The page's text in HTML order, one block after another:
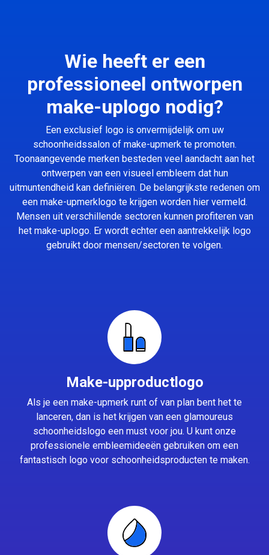
Wie heeft er een
professioneel ontworpen
make-uplogo nodig?
Een exclusief logo is onvermijdelijk om uw
schoonheidssalon of make-upmerk te promoten.
Toonaangevende merken besteden veel aandacht aan het
ontwerpen van een visueel embleem dat hun
uitmuntendheid kan definiëren. De belangrijkste redenen om
een make-upmerklogo te krijgen worden hier vermeld.
Mensen uit verschillende sectoren kunnen profiteren van
het make-uplogo. Er wordt echter een aantrekkelijk logo
gebruikt door mensen/sectoren te volgen.
Make-upproductlogo
Als je een make-upmerk runt of van plan bent het te
lanceren, dan is het krijgen van een glamoureus
schoonheidslogo een must voor jou. U kunt onze
professionele embleemideeën gebruiken om een
fantastisch logo voor schoonheidsproducten te maken.